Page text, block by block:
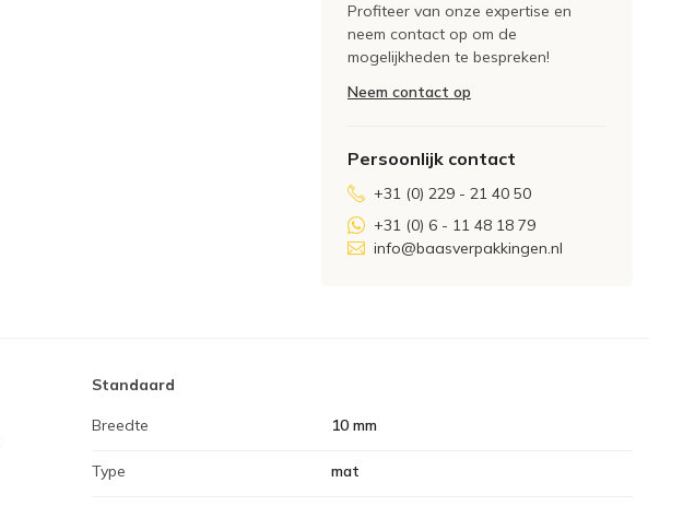
Profiteer van onze expertise en
neem contact op om de
mogelijkheden te bespreken!
Neem contact op
Persoonlijk contact
+31 (0) 229 - 21 40 50
+31 (0) 6 - 11 48 18 79
info@baasverpakkingen.nl
Standaard
Breedte 10 mm
Type mat